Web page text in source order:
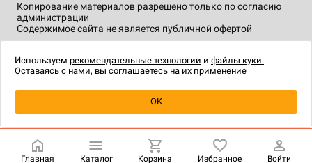
Уведомить о наличии
Копирование материалов разрешено только по согласию
администрации
Содержимое сайта не является публичной офертой
технологии.
Главная Каталог Корзина Избранное Войти
Используем рекомендательные технологии и файлы куки.
Оставаясь с нами, вы соглашаетесь на их применение
OK